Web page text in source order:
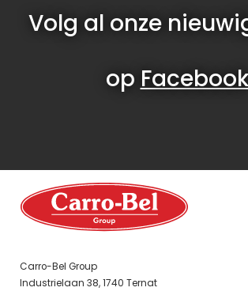
Volg al onze
op Facebook
Carro-Bel Group
Industrielaan 38, 1740 Ternat